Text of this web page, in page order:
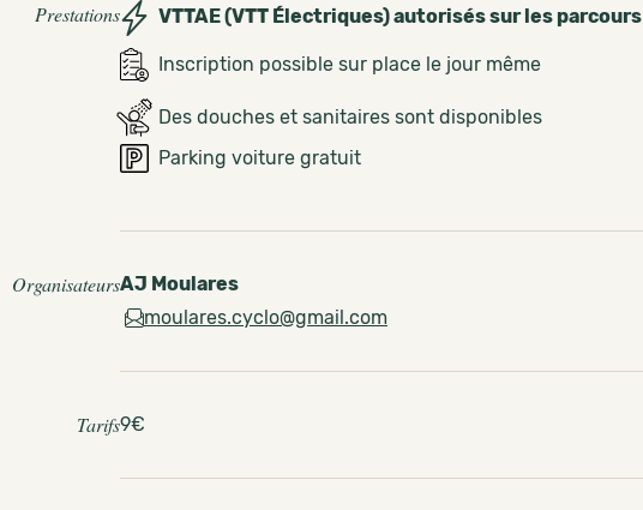
Prestations VTTAE (VTT Électriques) autorisés sur les parcours
Inscription possible sur place le jour même
Des douches et sanitaires sont disponibles
Parking voiture gratuit
OrganisateursAJ Moulares
moulares.cyclo@gmail.com
Tarifs9€